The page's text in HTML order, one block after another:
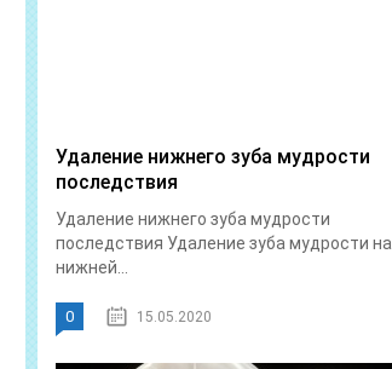
Удаление нижнего зуба мудрости
последствия
Удаление нижнего зуба мудрости
последствия Удаление зуба мудрости на
нижней...
0 15.05.2020